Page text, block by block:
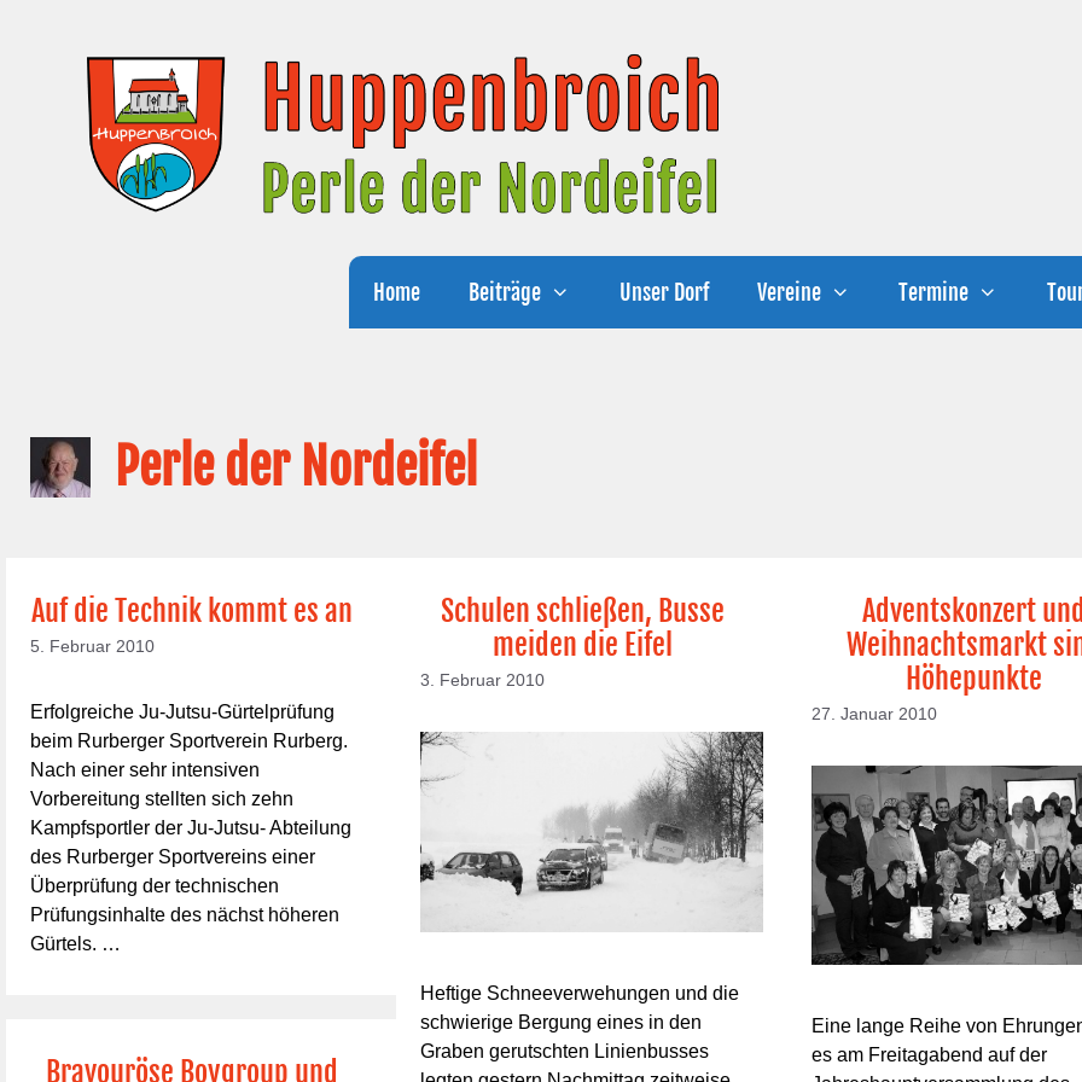
Home Beiträge Unser Dorf Vereine Termine
Perle der Nordeifel
Auf die Technik kommt es an
5. Februar 2010
Erfolgreiche Ju-Jutsu-Gürtelprüfung
beim Rurberger Sportverein Rurberg.
Nach einer sehr intensiven
Vorbereitung stellten sich zehn
Kampfsportler der Ju-Jutsu- Abteilung
des Rurberger Sportvereins einer
Überprüfung der technischen
Prüfungsinhalte des nächst höheren
Gürtels. …
Schulen schließen, Busse
meiden die Eifel
3. Februar 2010
Heftige Schneeverwehungen und die
schwierige Bergung eines in den
Graben gerutschten Linienbusses
Adventskonzert und
Weihnachtsmarkt
Höhepunkte
27. Januar 2010
Eine lange Reihe von
es am Freitagabend auf der
Bravouröse Boygroup und